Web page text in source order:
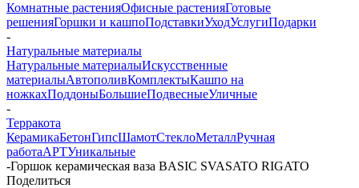
Комнатные растенияОфисные растенияГотовые
решенияГоршки и кашпоПодставкиУходУслугиПодарки
-
Натуральные материалы
Натуральные материалыИскусственные
материалыАвтополивКомплектыКашпо на
ножкахПоддоныБольшиеПодвесныеУличные
-
Терракота
КерамикаБетонГипсШамотСтеклоМеталлРучная
работаАРТУникальные
-Горшок керамическая ваза BASIC SVASATO RIGATO
Поделиться